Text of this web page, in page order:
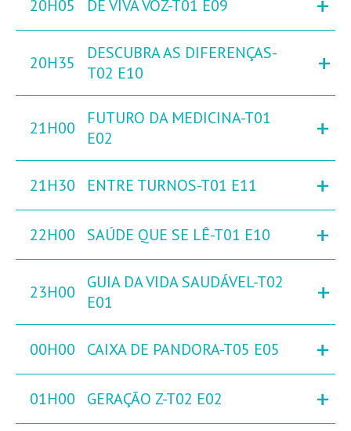
20H05 DE VIVA VOZ-T01 E09
20H35
DESCUBRA AS DIFERENÇAS-
T02 E10
+
21H00
FUTURO DA MEDICINA-T01
E02
+
21H30 ENTRE TURNOS-T01 E11 +
22H00 SAÚDE QUE SE LÊ-T01 E10 +
23H00
GUIA DA VIDA SAUDÁVEL-T02
E01
+
00H00 CAIXA DE PANDORA-T05 E05 +
01H00 GERAÇÃO Z-T02 E02 +